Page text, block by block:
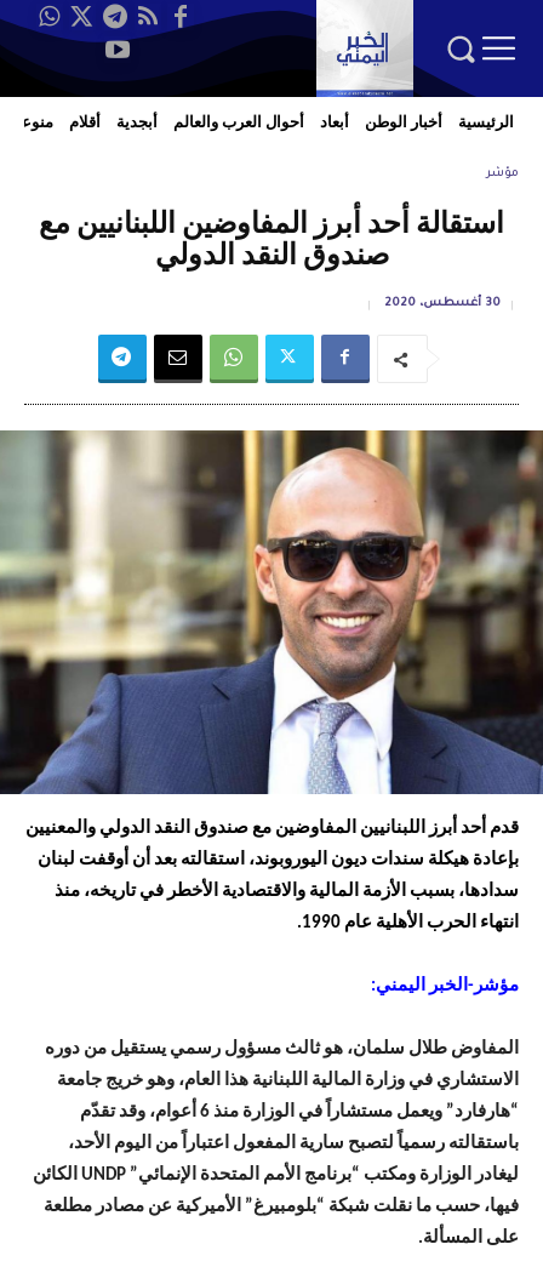
الرئيسية أخبار الوطن أبعاد أحوال العرب والعالم أبجدية أقلام منوعات
مؤشر
استقالة أحد أبرز المفاوضين اللبنانيين مع
صندوق النقد الدولي
30 أغسطس، 2020
قدم أحد أبرز اللبنانيين المفاوضين مع صندوق النقد الدولي والمعنيين
بإعادة هيكلة سندات ديون اليوروبوند، استقالته بعد أن أوقفت لبنان
سدادها، بسبب الأزمة المالية والاقتصادية الأخطر في تاريخه، منذ
انتهاء الحرب الأهلية عام 1990.
مؤشر-الخبر اليمني:
المفاوض طلال سلمان، هو ثالث مسؤول رسمي يستقيل من دوره
الاستشاري في وزارة المالية اللبنانية هذا العام، وهو خريج جامعة
“هارفارد” ويعمل مستشاراً في الوزارة منذ 6 أعوام، وقد تقدّم
باستقالته رسمياً لتصبح سارية المفعول اعتباراً من اليوم الأحد،
ليغادر الوزارة ومكتب “برنامج الأمم المتحدة الإنمائي” UNDP الكائن
فيها، حسب ما نقلت شبكة “بلومبيرغ” الأميركية عن مصادر مطلعة
على المسألة.